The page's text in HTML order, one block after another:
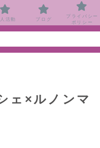
ェ×ルノンマ
活動 ブログ
プライバシー
ポリシー